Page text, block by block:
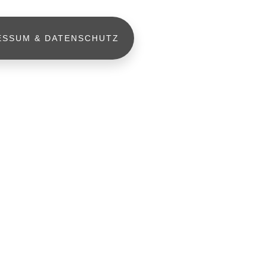
& DATENSCHUTZ